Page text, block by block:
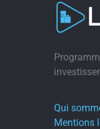
Qui
Mentions